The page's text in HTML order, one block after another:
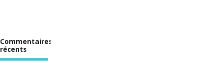
Commentaires
récents